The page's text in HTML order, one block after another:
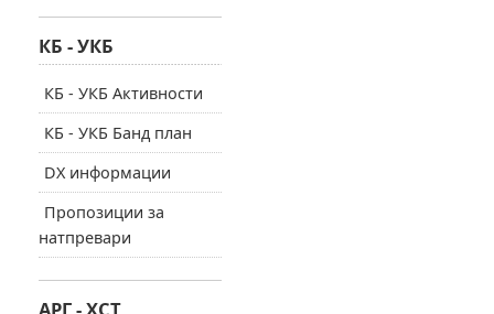
КБ - УКБ
КБ - УКБ Активности
КБ - УКБ Банд план
DX информации
Пропозиции за
натпревари